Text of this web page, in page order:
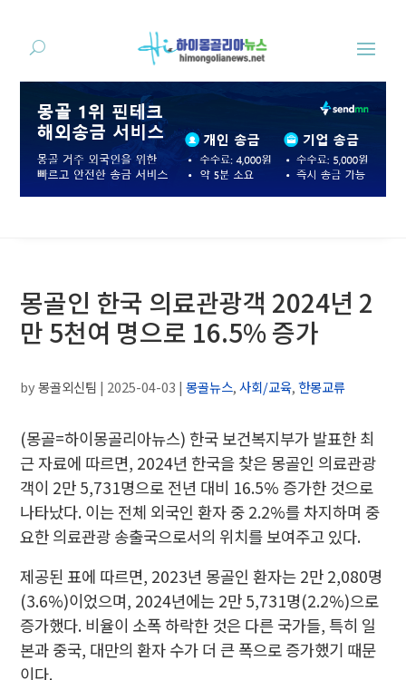
몽골인 한국 의료관광객 2024년 2
만 5천여 명으로 16.5% 증가
by몽골외신팀 | 2025-04-03 |몽골뉴스,사회/교육,한몽교류
(몽골=하이몽골리아뉴스) 한국 보건복지부가 발표한 최
근 자료에 따르면, 2024년 한국을 찾은 몽골인 의료관광
객이 2만 5,731명으로 전년 대비 16.5% 증가한 것으로
나타났다. 이는 전체 외국인 환자 중 2.2%를 차지하며 중
요한 의료관광 송출국으로서의 위치를 보여주고 있다.
제공된 표에 따르면, 2023년 몽골인 환자는 2만 2,080명
(3.6%)이었으며, 2024년에는 2만 5,731명(2.2%)으로
증가했다. 비율이 소폭 하락한 것은 다른 국가들, 특히 일
본과 중국, 대만의 환자 수가 더 큰 폭으로 증가했기 때문
이다.